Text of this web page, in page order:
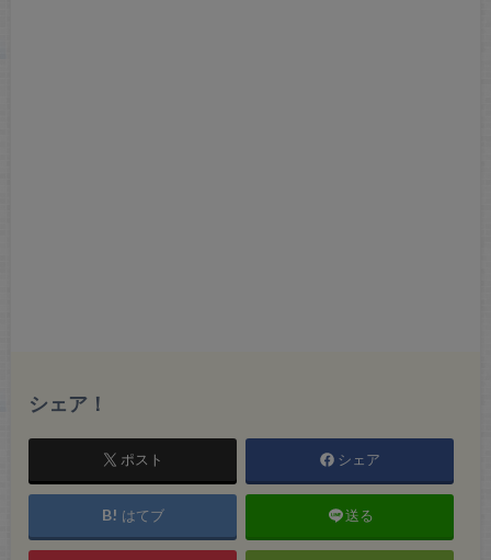
シェア！
ポスト シェア
はてブ 送る